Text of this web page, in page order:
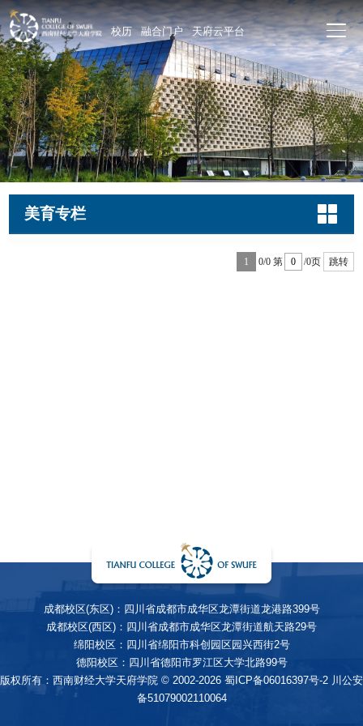
校历 融合门户 天府云平台
美育专栏
1 0/0 第 /0页 跳转
成都校区(东区)：四川省成都市成华区龙潭街道龙港路399号
成都校区(西区)：四川省成都市成华区龙潭街道航天路29号
绵阳校区：四川省绵阳市科创园区园兴西街2号
德阳校区：四川省德阳市罗江区大学北路99号
版权所有：西南财经大学天府学院 © 2002-2026 蜀ICP备06016397号-2 川公安
备51079002110064